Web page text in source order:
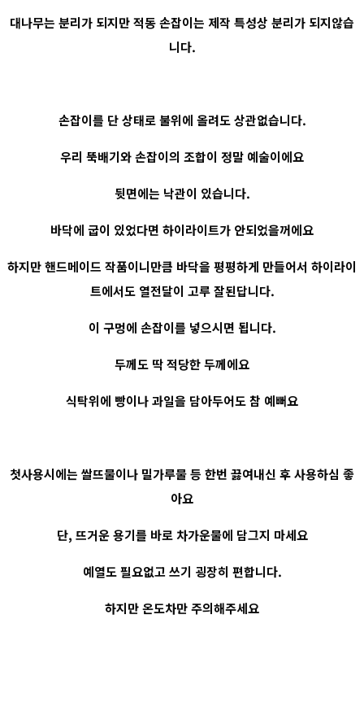
대나무는 분리가 되지만 적동 손잡이는 제작 특성상 분리가 되지않습
니다.
손잡이를 단 상태로 불위에 올려도 상관없습니다.
우리 뚝배기와 손잡이의 조합이 정말 예술이에요
뒷면에는 낙관이 있습니다.
바닥에 굽이 있었다면 하이라이트가 안되었을꺼에요
하지만 핸드메이드 작품이니만큼 바닥을 평평하게 만들어서 하이라이
트에서도 열전달이 고루 잘된답니다.
이 구멍에 손잡이를 넣으시면 됩니다.
두께도 딱 적당한 두께에요
식탁위에 빵이나 과일을 담아두어도 참 예뻐요
첫사용시에는 쌀뜨물이나 밀가루물 등 한번 끓여내신 후 사용하심 좋
아요
단, 뜨거운 용기를 바로 차가운물에 담그지 마세요
예열도 필요없고 쓰기 굉장히 편합니다.
하지만 온도차만 주의해주세요